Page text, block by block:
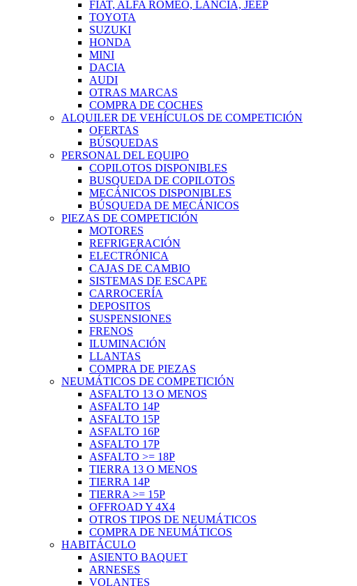
FIAT, ALFA ROMEO, LANCIA, JEEP
TOYOTA
SUZUKI
HONDA
MINI
DACIA
AUDI
OTRAS MARCAS
COMPRA DE COCHES
ALQUILER DE VEHÍCULOS DE COMPETICIÓN
OFERTAS
BÚSQUEDAS
PERSONAL DEL EQUIPO
COPILOTOS DISPONIBLES
BUSQUEDA DE COPILOTOS
MECÁNICOS DISPONIBLES
BÚSQUEDA DE MECÁNICOS
PIEZAS DE COMPETICIÓN
MOTORES
REFRIGERACIÓN
ELECTRÓNICA
CAJAS DE CAMBIO
SISTEMAS DE ESCAPE
CARROCERÍA
DEPOSITOS
SUSPENSIONES
FRENOS
ILUMINACIÓN
LLANTAS
COMPRA DE PIEZAS
NEUMÁTICOS DE COMPETICIÓN
ASFALTO 13 O MENOS
ASFALTO 14P
ASFALTO 15P
ASFALTO 16P
ASFALTO 17P
ASFALTO >= 18P
TIERRA 13 O MENOS
TIERRA 14P
TIERRA >= 15P
OFFROAD Y 4X4
OTROS TIPOS DE NEUMÁTICOS
COMPRA DE NEUMÁTICOS
HABITÁCULO
ASIENTO BAQUET
ARNESES
VOLANTES